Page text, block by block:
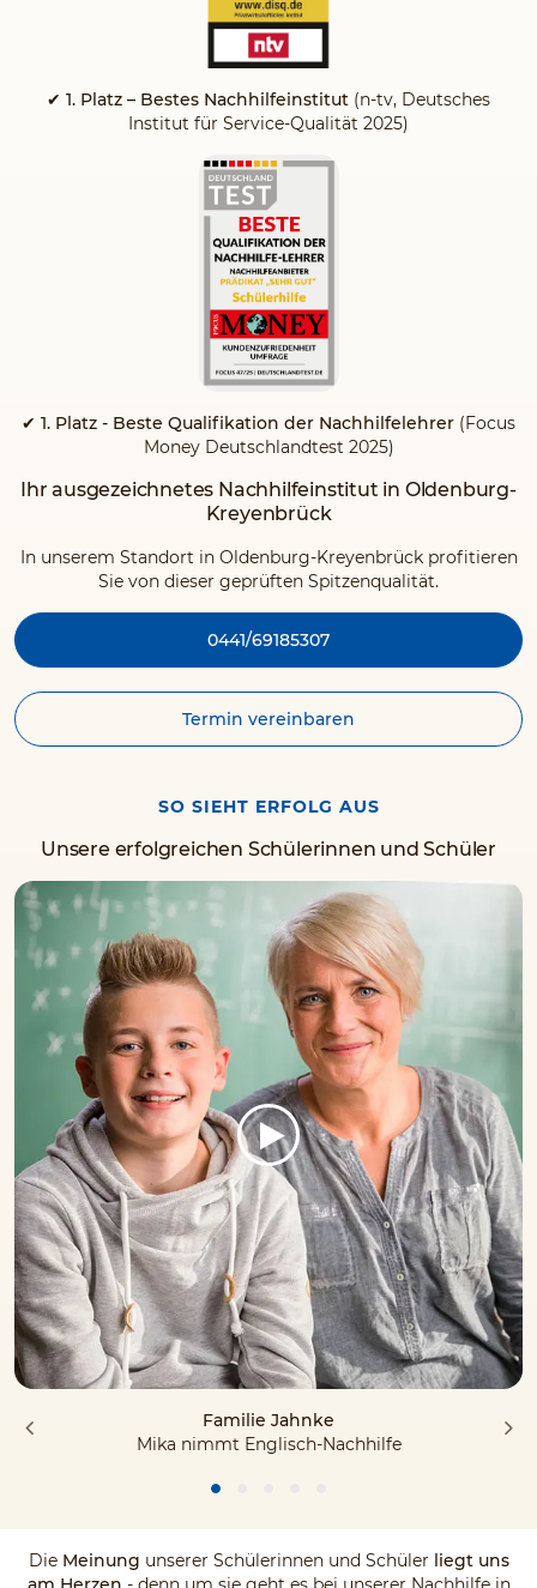
✔ 1. Platz – Bestes Nachhilfeinstitut (n-tv, Deutsches
Institut für Service-Qualität 2025)
✔ 1. Platz - Beste Qualifikation der Nachhilfelehrer (Focus
Money Deutschlandtest 2025)
Ihr ausgezeichnetes Nachhilfeinstitut in Oldenburg-
Kreyenbrück
In unserem Standort in Oldenburg-Kreyenbrück profitieren
Sie von dieser geprüften Spitzenqualität.
0441/69185307
Termin vereinbaren
SO SIEHT ERFOLG AUS
Unsere erfolgreichen Schülerinnen und Schüler
Familie Jahnke
Mika nimmt Englisch-Nachhilfe
Die Meinung unserer Schülerinnen und Schüler liegt uns